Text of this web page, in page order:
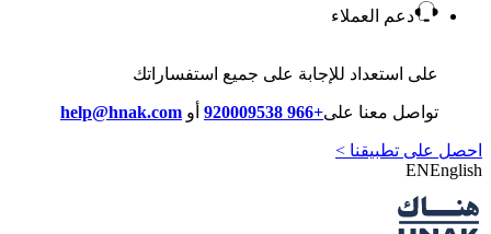
دعم العملاء
على استعداد للإجابة على جميع استفساراتك
تواصل معنا على+966 920009538 أو help@hnak.com
احصل على تطبيقنا >
ENEnglish